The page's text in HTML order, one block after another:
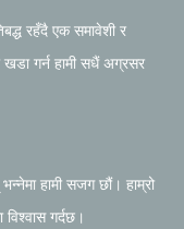
रहँदै एक समावेशी र
खडा गर्न हामी सधैं अग्रसर
हामी सजग छौं। हाम्रो
गर्दछ।